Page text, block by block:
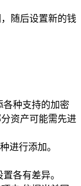
随后设置新的钱
各种支持的加密
资产可能需先进
进行添加。
各有差异。